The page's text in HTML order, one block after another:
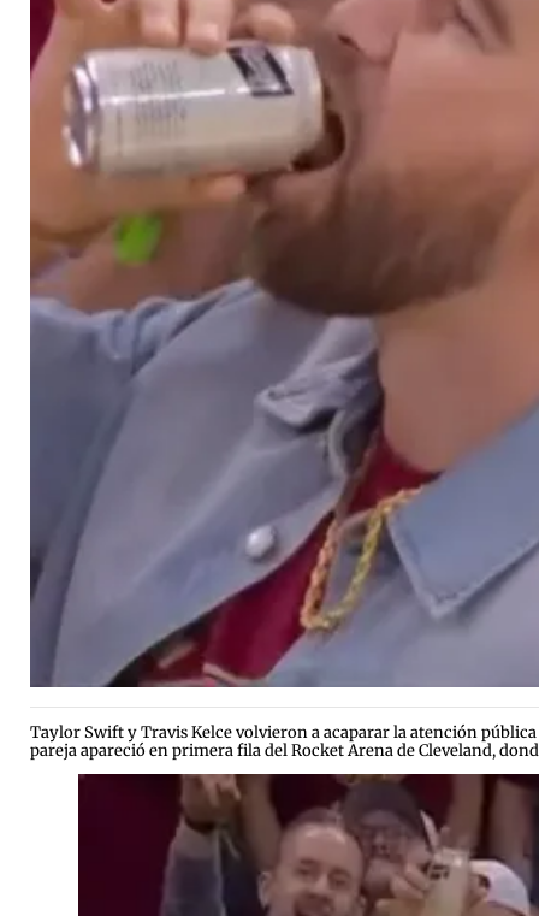
Taylor Swift y Travis Kelce volvieron a acaparar la atención
pareja apareció en primera fila del Rocket Arena de Cleveland,